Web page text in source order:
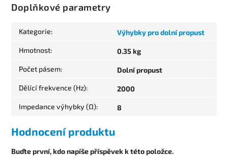
Doplňkové parametry
Kategorie: Výhybky pro dolní propust
Hmotnost: 0.35 kg
Počet pásem: Dolní propust
Dělící frekvence (Hz): 2000
Impedance výhybky (Ω): 8
Hodnocení produktu
Buďte první, kdo napíše příspěvek k této položce.